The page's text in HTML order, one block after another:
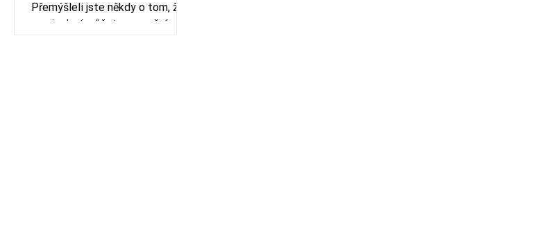
Přemýšleli jste někdy o tom, že
manipulací můžete poranění